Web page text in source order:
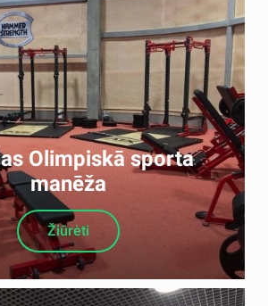
Olimpiskā sporta
manēža
Žiūrėti